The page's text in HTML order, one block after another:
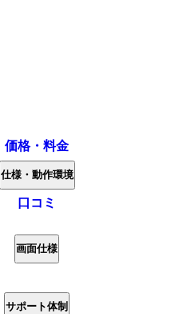
価格・料金
仕様・動作環境
口コミ
画面仕様
サポート体制